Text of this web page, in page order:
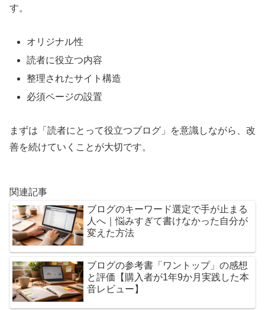
す。
オリジナル性
読者に役立つ内容
整理されたサイト構造
必須ページの設置
まずは「読者にとって役立つブログ」を意識しながら、改
善を続けていくことが大切です。
関連記事
ブログのキーワード選定で手が止まる
人へ｜悩みすぎて書けなかった自分が
変えた方法
ブログの参考書「ワントップ」の感想
と評価【購入者が1年9か月実践した本
音レビュー】